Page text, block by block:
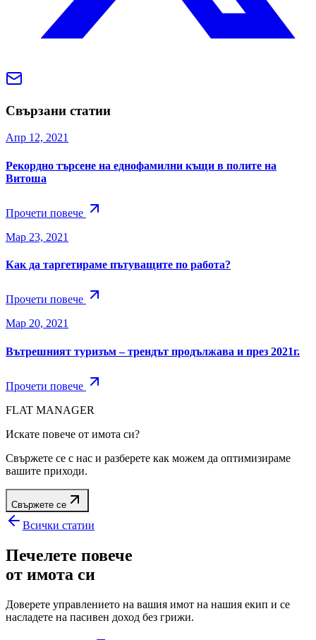
Свързани статии
Апр 12, 2021
Рекордно търсене на еднофамилни къщи в полите на
Витоша
Прочети повече
Мар 23, 2021
Как да таргетираме пътуващите по работа?
Прочети повече
Мар 20, 2021
Вътрешният туризъм – трендът продължава и през 2021г.
Прочети повече
FLAT MANAGER
Искате повече от имота си?
Свържете се с нас и разберете как можем да оптимизираме
вашите приходи.
Свържете се
Всички статии
Печелете повече
от имота си
Доверете управлението на вашия имот на нашия екип и се
насладете на пасивен доход без грижи.